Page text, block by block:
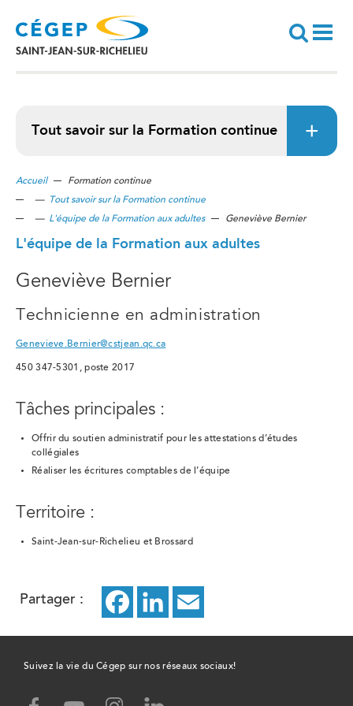
contenu
principal
Recherche
Tout savoir sur la Formation continue
Accueil
Formation continue
— Tout savoir sur la Formation continue
— L'équipe de la Formation aux adultes Geneviève Bernier
Partager : Facebook
ce
lien
ouvrira
dans
LinkedIn
ce
lien
ouvrira
lien
ouvrira
L'équipe de la Formation aux adultes
Geneviève Bernier
Technicienne en administration
Genevieve.Bernier@cstjean.qc.ca
450 347-5301, poste 2017
Tâches principales :
Offrir du soutien administratif pour les attestations d’études
collégiales
Réaliser les écritures comptables de l’équipe
Territoire :
Saint-Jean-sur-Richelieu et Brossard
Suivez la vie du Cégep sur nos réseaux sociaux!